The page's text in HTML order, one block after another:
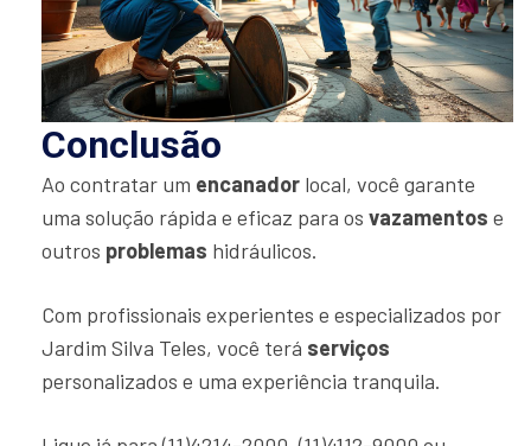
Conclusão
Ao contratar um encanador local, você garante
uma solução rápida e eficaz para os vazamentos e
outros problemas hidráulicos.
Com profissionais experientes e especializados por
Jardim Silva Teles, você terá serviços
personalizados e uma experiência tranquila.